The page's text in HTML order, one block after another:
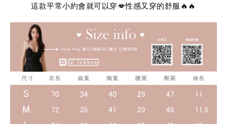
這款平常小約會就可以穿💋性感又穿的舒服🔥🔥